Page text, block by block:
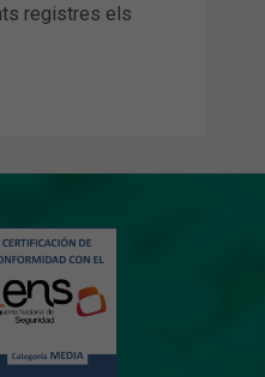
registres els